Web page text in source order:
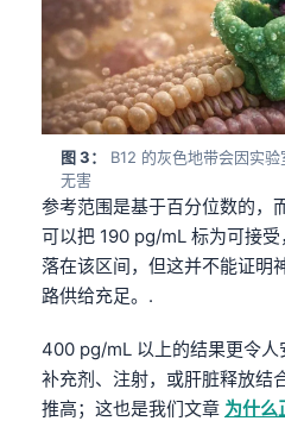
图 3：
B12 的灰色地带会因实
无害
参考范围是基于百分位数的，
可以把 190 pg/mL 标为可接
落在该区间，但这并不能证明
路供给充足。.
400 pg/mL 以上的结果更令人
补充剂、注射，或肝脏释放结
推高；这也是我们文章 为什么